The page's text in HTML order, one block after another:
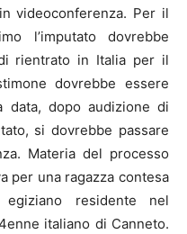
videoconferenza. Per il
l’imputato dovrebbe
rientrato in Italia per il
dovrebbe essere
data, dopo audizione di
si dovrebbe passare
Materia del processo
per una ragazza contesa
residente nel
italiano di Canneto.